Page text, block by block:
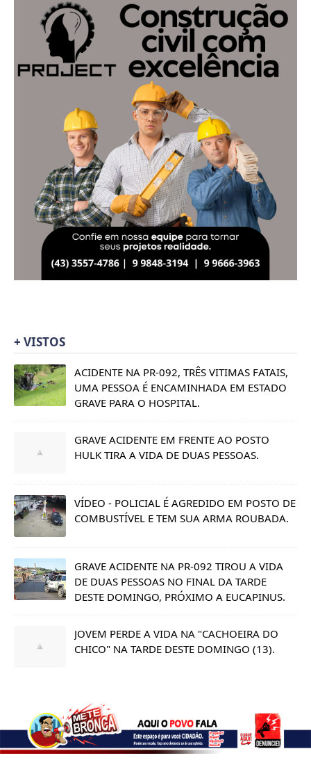
+ VISTOS
ACIDENTE NA PR-092, TRÊS VITIMAS FATAIS,
UMA PESSOA É ENCAMINHADA EM ESTADO
GRAVE PARA O HOSPITAL.
GRAVE ACIDENTE EM FRENTE AO POSTO
HULK TIRA A VIDA DE DUAS PESSOAS.
VÍDEO - POLICIAL É AGREDIDO EM POSTO DE
COMBUSTÍVEL E TEM SUA ARMA ROUBADA.
GRAVE ACIDENTE NA PR-092 TIROU A VIDA
DE DUAS PESSOAS NO FINAL DA TARDE
DESTE DOMINGO, PRÓXIMO A EUCAPINUS.
JOVEM PERDE A VIDA NA "CACHOEIRA DO
CHICO" NA TARDE DESTE DOMINGO (13).